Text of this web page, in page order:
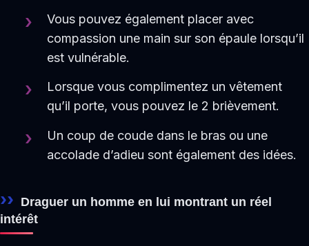
Vous pouvez également placer avec
compassion une main sur son épaule lorsqu’il
est vulnérable.
Lorsque vous complimentez un vêtement
qu’il porte, vous pouvez le 2 brièvement.
Un coup de coude dans le bras ou une
accolade d’adieu sont également des idées.
Draguer un homme en lui montrant un réel
intérêt